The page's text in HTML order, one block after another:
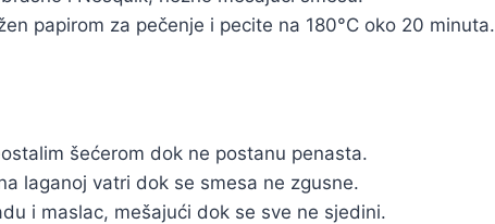
papirom za pečenje i pecite na 180°C oko 20 minuta.
šećerom dok ne postanu penasta.
laganoj vatri dok se smesa ne zgusne.
i maslac, mešajući dok se sve ne sjedini.